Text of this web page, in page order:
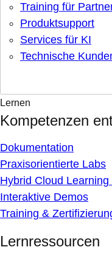
Training für
Produktsupport
Services für KI
Technische
Lernen
Kompetenzen
Dokumentation
Praxisorientierte Labs
Hybrid Cloud Learning
Interaktive Demos
Training &
Lernressourcen